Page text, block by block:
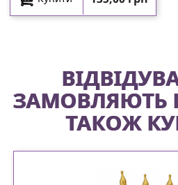
ЗАМОВЛЯЮТЬ
ТАКОЖ